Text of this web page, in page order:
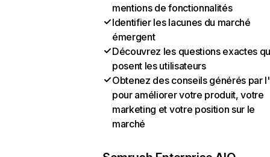
mentions de fonctionnalités
Identifier les lacunes du marché
émergent
Découvrez les questions exactes
posent les utilisateurs
Obtenez des conseils générés par
pour améliorer votre produit, votre
marketing et votre position sur le
marché